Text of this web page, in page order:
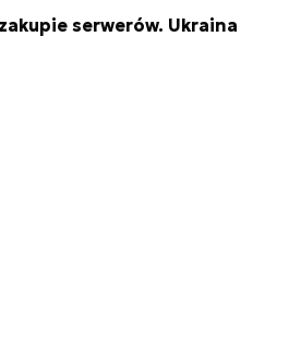
serwerów. Ukraina